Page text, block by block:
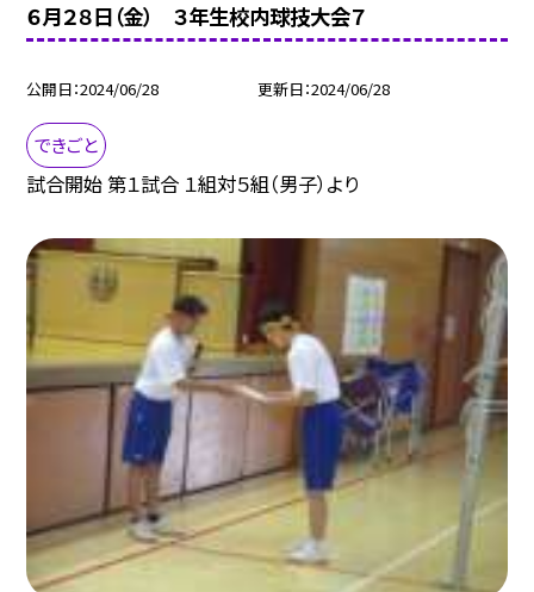
６月２８日（金） ３年生校内球技大会７
公開日 2024/06/28 更新日 2024/06/28
できごと
試合開始 第１試合 １組対５組（男子）より